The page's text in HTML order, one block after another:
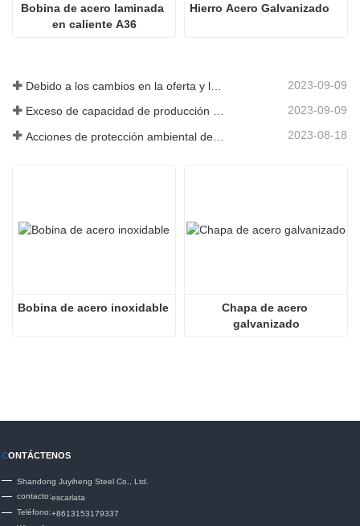
Bobina de acero laminada
en caliente A36
Hierro Acero Galvanizado
2023-09-09
Exceso de capacidad de producción en la industria siderúrgica 2023-09-09
2023-08-18
Bobina de acero inoxidable
Chapa de acero
galvanizado
CONTÁCTENOS
Shandong Juyiheng Steel Co., Ltd.
contacto:escarlata
Teléfono:+8613153179337